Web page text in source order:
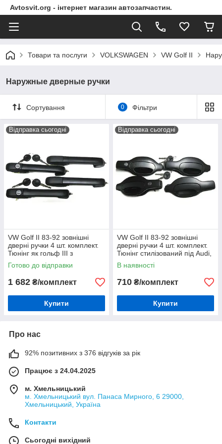
Avtosvit.org - інтернет магазин автозапчастин.
Товари та послуги VOLKSWAGEN VW Golf II
Наружные дверные ручки
Сортування 0 Фільтри
Відправка сьогодні
VW Golf II 83-92 зовнішні
дверні ручки 4 шт. комплект.
Тюнінг як гольф III з
ключами, арт. DA-31
Готово до відправки
1 682 ₴/комплект
Купити
Відправка сьогодні
VW Golf II 83-92 зовнішні
дверні ручки 4 шт. комплект.
Тюнінг стилізований під Audi,
арт. DA-37 з дефектом
В наявності
710 ₴/комплект
Купити
Про нас
92% позитивних з 376 відгуків за рік
Працює з 24.04.2025
м. Хмельницький
м. Хмельницький вул. Панаса Мирного, 6 29000,
Хмельницький, Україна
Контакти
Сьогодні вихідний